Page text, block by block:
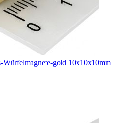
Würfelmagnete-gold 10x10x10mm